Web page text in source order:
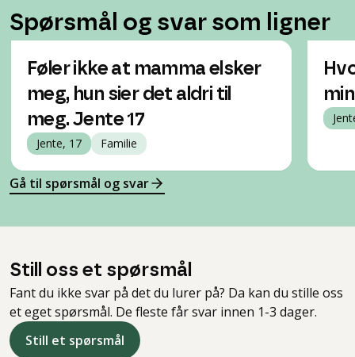
Spørsmål og svar som ligner
Føler ikke at mamma elsker
meg, hun sier det aldri til
meg. Jente 17
Jente, 17 Familie
Gå til spørsmål og svar
Still oss et spørsmål
Fant du ikke svar på det du lurer på? Da kan du stille oss
et eget spørsmål. De fleste får svar innen 1-3 dager.
Still et spørsmål